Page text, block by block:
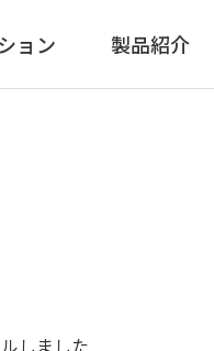
ョン 製品紹介
しました